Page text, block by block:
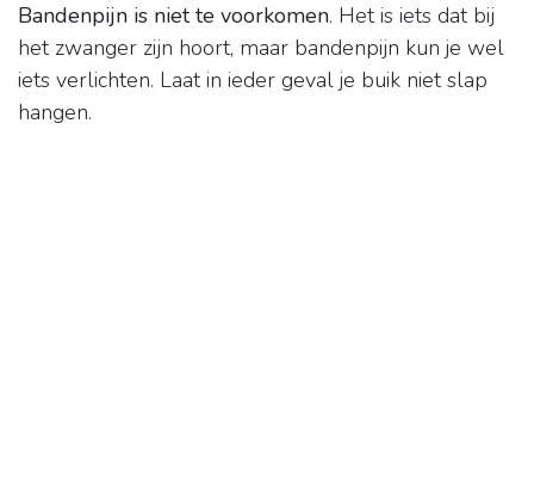
Bandenpijn is niet te voorkomen. Het is iets dat bij
het zwanger zijn hoort, maar bandenpijn kun je wel
iets verlichten. Laat in ieder geval je buik niet slap
hangen.